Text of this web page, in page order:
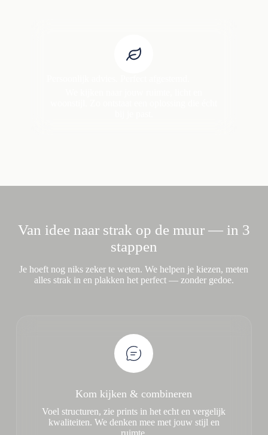
Van idee naar strak op de muur — in 3
stappen
Je hoeft nog niks zeker te weten. We helpen je kiezen, meten
alles strak in en plakken het perfect — zonder gedoe.
Kom kijken & combineren
Voel structuren, zie prints in het echt en vergelijk
kwaliteiten. We denken mee met jouw stijl en
ruimte.